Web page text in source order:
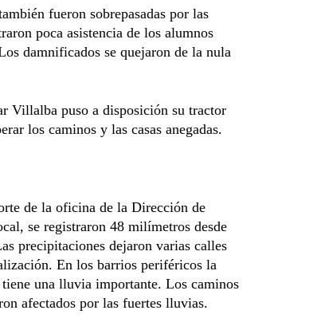
fueron sobrepasadas por las
poca asistencia de los alumnos
damnificados se quejaron de la nula
Villalba puso a disposición su tractor
los caminos y las casas anegadas.
de la oficina de la Dirección de
se registraron 48 milímetros desde
precipitaciones dejaron varias calles
En los barrios periféricos la
una lluvia importante. Los caminos
afectados por las fuertes lluvias.